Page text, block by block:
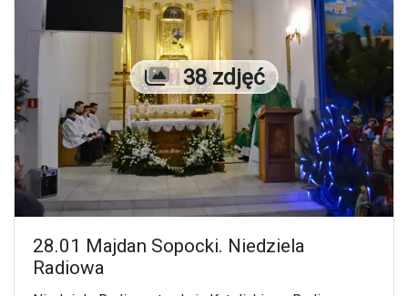
Liczba zdjęć
38 zdjęć
28.01 Majdan Sopocki. Niedziela
Radiowa